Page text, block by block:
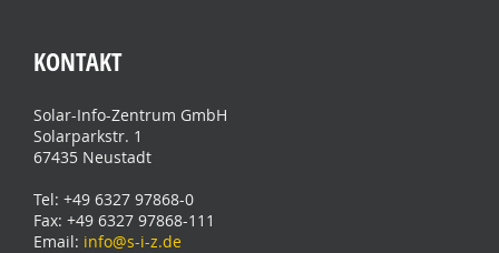
KONTAKT
Solar-Info-Zentrum GmbH
Solarparkstr. 1
67435 Neustadt
Tel: +49 6327 97868-0
Fax: +49 6327 97868-111
Email: info@s-i-z.de